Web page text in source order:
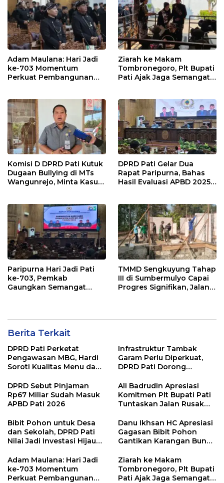
Adam Maulana: Hari Jadi
ke-703 Momentum
Perkuat Pembangunan
Ziarah ke Makam
Tombronegoro, Plt Bupati
Pati Ajak Jaga Semangat
Berkualitas
Komisi D DPRD Pati Kutuk
Dugaan Bullying di MTs
Wangunrejo, Minta Kasus
DPRD Pati Gelar Dua
Rapat Paripurna, Bahas
Hasil Evaluasi APBD 2025
Paripurna Hari Jadi Pati
ke-703, Pemkab
Gaungkan Semangat
TMMD Sengkuyung Tahap
III di Sumbermulyo Capai
Progres Signifikan, Jalan
Berita Terkait
DPRD Pati Perketat
Pengawasan MBG, Hardi
Soroti Kualitas Menu dan
Infrastruktur Tambak
Garam Perlu Diperkuat,
DPRD Pati Dorong
Dukungan Lebih Serius
DPRD Sebut Pinjaman
Rp67 Miliar Sudah Masuk
APBD Pati 2026
Ali Badrudin Apresiasi
Komitmen Plt Bupati Pati
Tuntaskan Jalan Rusak
Bibit Pohon untuk Desa
dan Sekolah, DPRD Pati
Nilai Jadi Investasi Hijau
Danu Ikhsan HC Apresiasi
Gagasan Bibit Pohon
Gantikan Karangan Bunga
Adam Maulana: Hari Jadi
ke-703 Momentum
Perkuat Pembangunan
Ziarah ke Makam
Tombronegoro, Plt Bupati
Pati Ajak Jaga Semangat